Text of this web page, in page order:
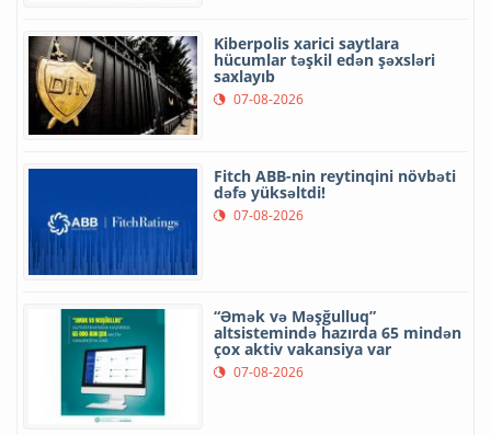
Kiberpolis xarici saytlara
hücumlar təşkil edən şəxsləri
saxlayıb
07-08-2026
Fitch ABB-nin reytinqini növbəti
dəfə yüksəltdi!
07-08-2026
“Əmək və Məşğulluq”
altsistemində hazırda 65 mindən
çox aktiv vakansiya var
07-08-2026